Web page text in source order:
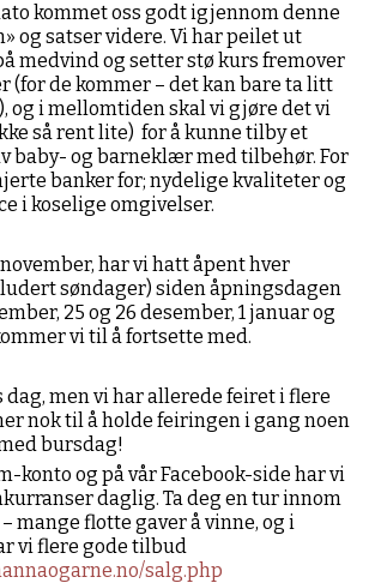
kommet oss godt igjennom denne
og satser videre. Vi har peilet ut
medvind og setter stø kurs fremover
(for de kommer – det kan bare ta litt
og i mellomtiden skal vi gjøre det vi
så rent lite) for å kunne tilby et
baby- og barneklær med tilbehør. For
banker for; nydelige kvaliteter og
i koselige omgivelser.
november, har vi hatt åpent hver
søndager) siden åpningsdagen
25 og 26 desember, 1 januar og
vi til å fortsette med.
dag, men vi har allerede feiret i flere
nok til å holde feiringen i gang noen
bursdag!
konto og på vår Facebook-side har vi
daglig. Ta deg en tur innom
mange flotte gaver å vinne, og i
vi flere gode tilbud
salg.php